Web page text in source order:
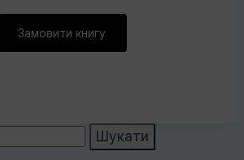
Замовити книгу